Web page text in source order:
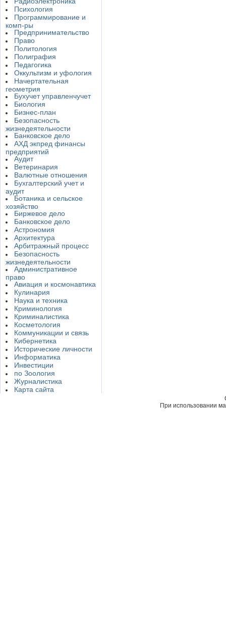
Психология
Программирование и
комп-ры
Предпринимательство
Право
Политология
Полиграфия
Педагогика
Оккультизм и уфология
Начертательная
геометрия
Бухучет управленчучет
Биология
Бизнес-план
Безопасность
жизнедеятельности
Банковское дело
АХД экпред финансы
предприятий
Аудит
Ветеринария
Валютные отношения
Бухгалтерский учет и
аудит
Ботаника и сельское
хозяйство
Биржевое дело
Банковское дело
Астрономия
Архитектура
Арбитражный процесс
Безопасность
жизнедеятельности
Административное
право
Авиация и космонавтика
Кулинария
Наука и техника
Криминология
Криминалистика
Косметология
Коммуникации и связь
Кибернетика
Исторические личности
Информатика
Инвестиции
по Зоология
Журналистика
Карта сайта
При использовании